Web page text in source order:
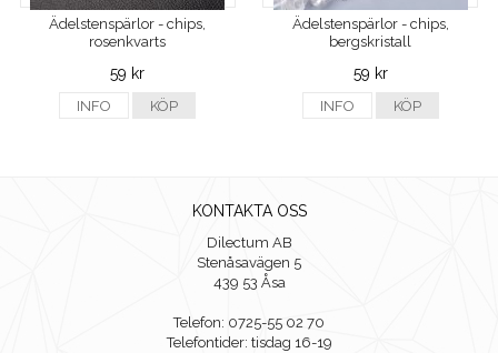
Ädelstenspärlor - chips,
rosenkvarts
59 kr
INFO KÖP
Ädelstenspärlor - chips,
bergskristall
59 kr
INFO KÖP
KONTAKTA OSS
Dilectum AB
Stenåsavägen 5
439 53 Åsa
Telefon: 0725-55 02 70
Telefontider: tisdag 16-19